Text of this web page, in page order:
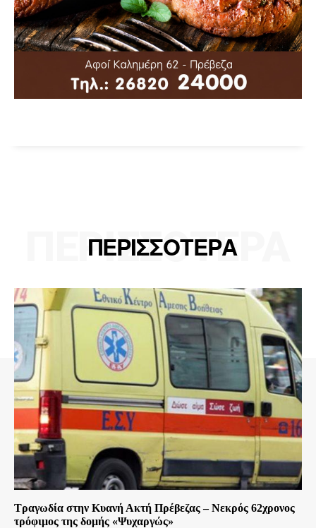
ΠΕΡΙΣΣΟΤΕΡΑ
ΠΕΡΙΣΣΟΤΕΡΑ
Τραγωδία στην Κυανή Ακτή Πρέβεζας – Νεκρός 62χρονος
τρόφιμος της δομής «Ψυχαργώς»